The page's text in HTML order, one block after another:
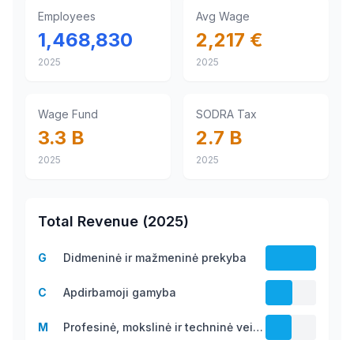
Employees
1,468,830
2025
Avg Wage
2,217 €
2025
Wage Fund
3.3 B
2025
SODRA Tax
2.7 B
2025
Total Revenue (2025)
G
Didmeninė ir mažmeninė prekyba
61.1 B
C
Apdirbamoji gamyba
32.2
M
Profesinė, mokslinė ir techninė veikla